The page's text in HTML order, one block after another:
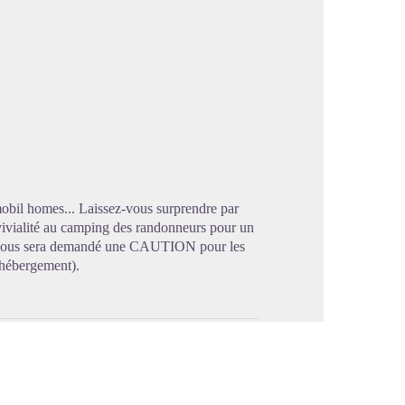
homes... Laissez-vous surprendre par
au camping des randonneurs pour un
sera demandé une CAUTION pour les